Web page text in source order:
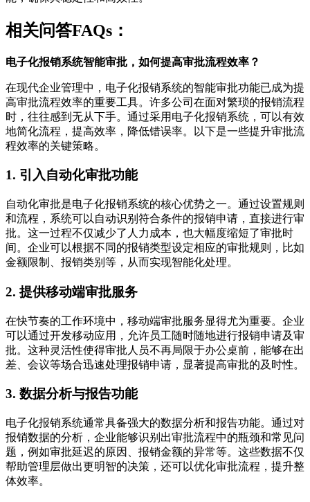
相关问答FAQs：
电子化报销系统智能审批，如何提高审批流程效率？
在现代企业管理中，电子化报销系统的智能审批功能已成为提
高审批流程效率的重要工具。许多公司在面对繁琐的报销流程
时，往往感到无从下手。通过采用电子化报销系统，可以有效
地简化流程，提高效率，降低错误率。以下是一些提升审批流
程效率的关键策略。
1. 引入自动化审批功能
自动化审批是电子化报销系统的核心优势之一。通过设置规则
和流程，系统可以自动识别符合条件的报销申请，直接进行审
批。这一过程不仅减少了人力成本，也大幅度缩短了审批时
间。企业可以根据不同的报销类型设定相应的审批规则，比如
金额限制、报销类别等，从而实现智能化处理。
2. 提供移动端审批服务
在快节奏的工作环境中，移动端审批服务显得尤为重要。企业
可以通过开发移动应用，允许员工随时随地进行报销申请及审
批。这种灵活性使得审批人员不再局限于办公桌前，能够在出
差、会议等场合迅速处理报销申请，显著提高审批的及时性。
3. 数据分析与报告功能
电子化报销系统通常具备强大的数据分析和报告功能。通过对
报销数据的分析，企业能够识别出审批流程中的瓶颈和常见问
题，例如审批延迟的原因、报销金额的异常等。这些数据不仅
帮助管理层做出更明智的决策，还可以优化审批流程，提升整
体效率。